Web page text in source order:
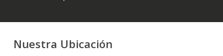
Nuestra Ubicación